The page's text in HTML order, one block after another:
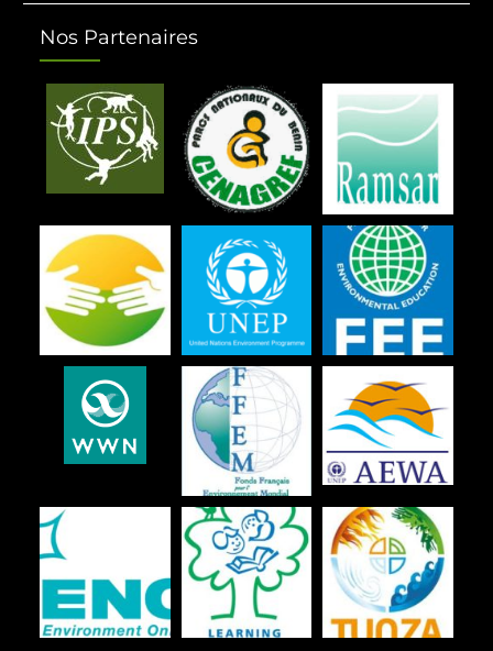
Nos Partenaires